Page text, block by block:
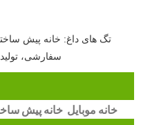
تگ های داغ: خانه پیش
سفارشی،
خانه پیش خانه موبایل